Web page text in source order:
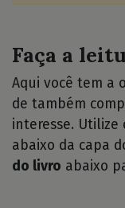
Faça a
Aqui você tem a
de também
interesse. Utilize
abaixo da capa
do livro abaixo